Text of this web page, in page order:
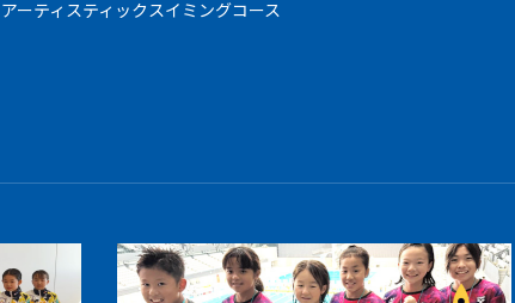
アーティスティックスイミングコース